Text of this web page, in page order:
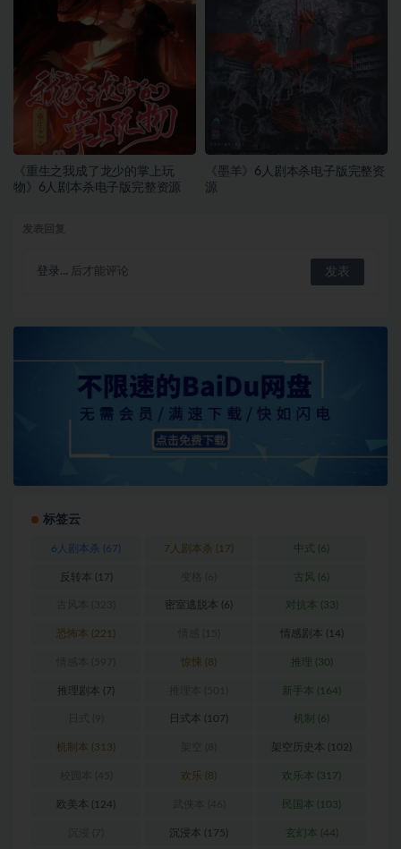
《重生之我成了龙少的掌上玩
物》6人剧本杀电子版完整资源
《墨羊》6人剧本杀电子版完整资
源
登录... 后才能评论
标签云
6人剧本杀 (67) 7人剧本杀 (17) 中式 (6)
反转本 (17) 古风 (6)
密室逃脱本 (6) 对抗本 (33)
恐怖本 (221) 情感剧本 (14)
惊悚 (8) 推理 (30)
推理剧本 (7) 新手本 (164)
日式本 (107) 机制 (6)
机制本 (313) 架空历史本 (102)
欢乐 (8) 欢乐本 (317)
欧美本 (124) 民国本 (103)
沉浸本 (175) 玄幻本 (44)